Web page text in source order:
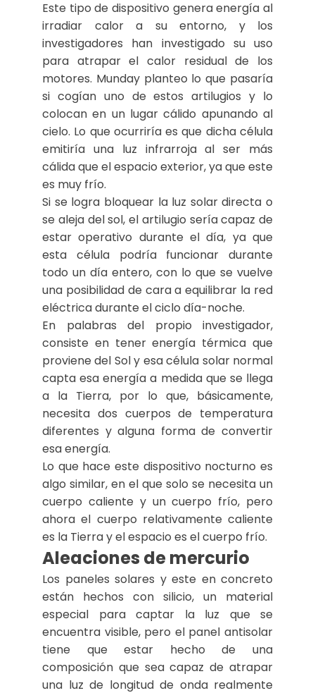
Este tipo de dispositivo genera energía al
irradiar calor a su entorno, y los
investigadores han investigado su uso
para atrapar el calor residual de los
motores. Munday planteo lo que pasaría
si cogían uno de estos artilugios y lo
colocan en un lugar cálido apunando al
cielo. Lo que ocurriría es que dicha célula
emitiría una luz infrarroja al ser más
cálida que el espacio exterior, ya que este
es muy frío.
Si se logra bloquear la luz solar directa o
se aleja del sol, el artilugio sería capaz de
estar operativo durante el día, ya que
esta célula podría funcionar durante
todo un día entero, con lo que se vuelve
una posibilidad de cara a equilibrar la red
eléctrica durante el ciclo día-noche.
En palabras del propio investigador,
consiste en tener energía térmica que
proviene del Sol y esa célula solar normal
capta esa energía a medida que se llega
a la Tierra, por lo que, básicamente,
necesita dos cuerpos de temperatura
diferentes y alguna forma de convertir
esa energía.
Lo que hace este dispositivo nocturno es
algo similar, en el que solo se necesita un
cuerpo caliente y un cuerpo frío, pero
ahora el cuerpo relativamente caliente
es la Tierra y el espacio es el cuerpo frío.
Aleaciones de mercurio
Los paneles solares y este en concreto
están hechos con silicio, un material
especial para captar la luz que se
encuentra visible, pero el panel antisolar
tiene que estar hecho de una
composición que sea capaz de atrapar
una luz de longitud de onda realmente